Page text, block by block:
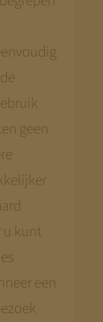
geen
u kunt
een